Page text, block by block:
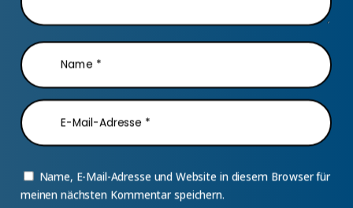
Name, E-Mail-Adresse und Website in diesem Browser für
meinen nächsten Kommentar speichern.